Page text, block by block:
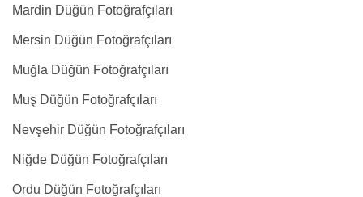
Mardin Düğün Fotoğrafçıları
Mersin Düğün Fotoğrafçıları
Muğla Düğün Fotoğrafçıları
Muş Düğün Fotoğrafçıları
Nevşehir Düğün Fotoğrafçıları
Niğde Düğün Fotoğrafçıları
Ordu Düğün Fotoğrafçıları